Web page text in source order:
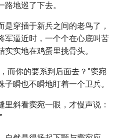
地巡了下去。
穿插于新兵之间的老鸟了，
军逼近时，一个个在心底叫苦
实地在鸡蛋里挑骨头。
而你的要系到后面去？”窦宛
瞬也不瞬地盯着一个卫兵。
斜看窦宛一眼，才慢声说：